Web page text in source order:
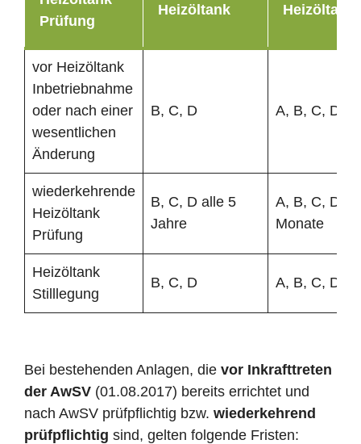
Prüfung
Heizöltank Heizöltank
vor Heizöltank
Inbetriebnahme
oder nach einer
wesentlichen
Änderung
B, C, D A, B, C, D
wiederkehrende
Heizöltank
Prüfung
B, C, D alle 5
Jahre
A, B, C, D
Monate
Heizöltank
Stilllegung
B, C, D A, B, C, D
Bei bestehenden Anlagen, die vor Inkrafttreten
der AwSV (01.08.2017) bereits errichtet und
nach AwSV prüfpflichtig bzw. wiederkehrend
prüfpflichtig sind, gelten folgende Fristen: